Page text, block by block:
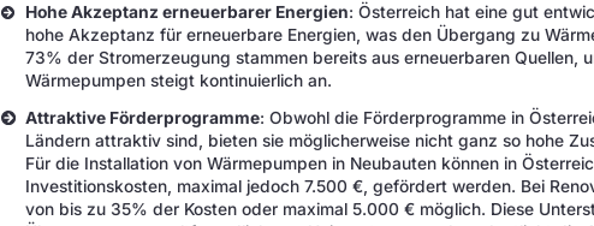
Hohe Akzeptanz erneuerbarer Energien: Österreich hat eine gut
hohe Akzeptanz für erneuerbare Energien, was den Übergang zu
73% der Stromerzeugung stammen bereits aus erneuerbaren Quellen,
Wärmepumpen steigt kontinuierlich an.
Attraktive Förderprogramme: Obwohl die Förderprogramme in
Ländern attraktiv sind, bieten sie möglicherweise nicht ganz so hohe
Für die Installation von Wärmepumpen in Neubauten können in
Investitionskosten, maximal jedoch 7.500 €, gefördert werden. Bei
von bis zu 35% der Kosten oder maximal 5.000 € möglich. Diese